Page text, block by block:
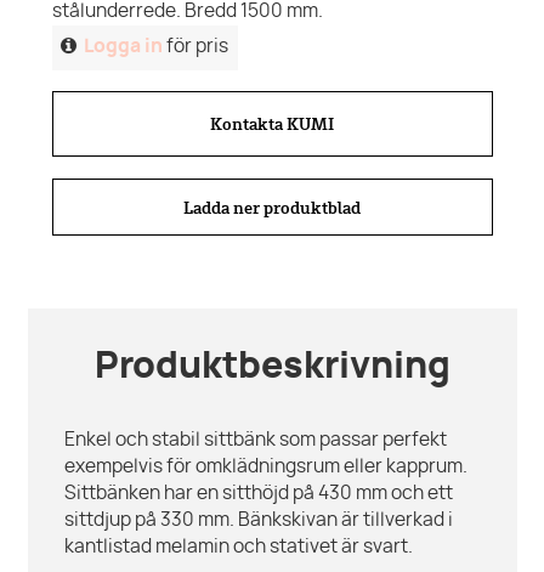
stålunderrede. Bredd 1500 mm.
Logga in för pris
Kontakta KUMI
Ladda ner produktblad
Produktbeskrivning
Enkel och stabil sittbänk som passar perfekt
exempelvis för omklädningsrum eller kapprum.
Sittbänken har en sitthöjd på 430 mm och ett
sittdjup på 330 mm. Bänkskivan är tillverkad i
kantlistad melamin och stativet är svart.